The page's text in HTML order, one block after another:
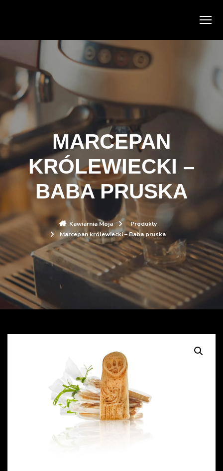
MARCEPAN
KRÓLEWIECKI –
BABA PRUSKA
Kawiarnia Moja
Produkty
Marcepan królewiecki – Baba pruska